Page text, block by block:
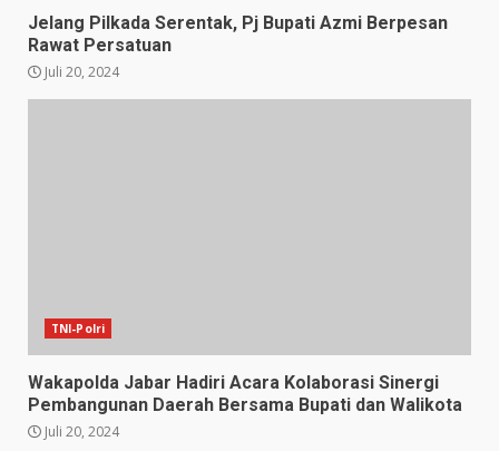
Jelang Pilkada Serentak, Pj Bupati Azmi Berpesan
Rawat Persatuan
Juli 20, 2024
TNI-Polri
Wakapolda Jabar Hadiri Acara Kolaborasi Sinergi
Pembangunan Daerah Bersama Bupati dan Walikota
Juli 20, 2024